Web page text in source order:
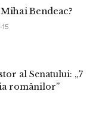
Bendeac?
al Senatului: „7
românilor”